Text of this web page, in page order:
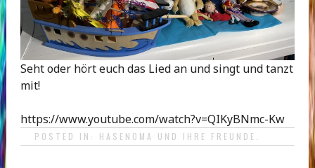
Seht oder hört euch das Lied an und singt und tanzt
mit!
https://www.youtube.com/watch?v=QIKyBNmc-Kw
POSTED IN: HASENOMA UND IHRE FREUNDE